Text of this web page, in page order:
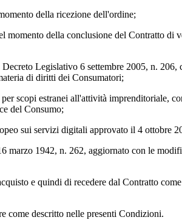
della ricezione dell'ordine;
momento della conclusione del Contratto di
Legislativo 6 settembre 2005, n.
di diritti dei Consumatori;
scopi estranei all'attività imprenditoriale,
del Consumo;
sui servizi digitali approvato il 4 ottobre
1942, n. 262, aggiornato con le
e quindi di recedere dal Contratto
come descritto nelle presenti Condizioni.